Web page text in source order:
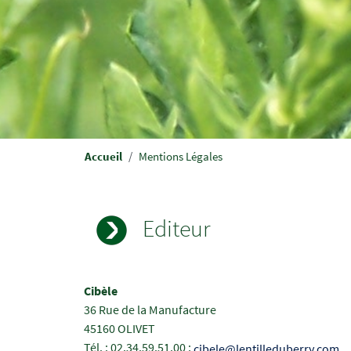
Accueil Mentions Légales
Editeur
Champs
à
renseigner
Texte
Cibèle
36 Rue de la Manufacture
45160 OLIVET
Tél. : 02.34.59.51.00 ;